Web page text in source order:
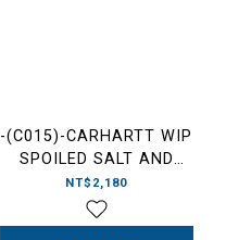
-(C015)-CARHARTT WIP
SPOILED SALT AND
PEPPER SHAKERS 蘋果造
型 胡椒罐 鹽罐 -I036424
NT$2,180